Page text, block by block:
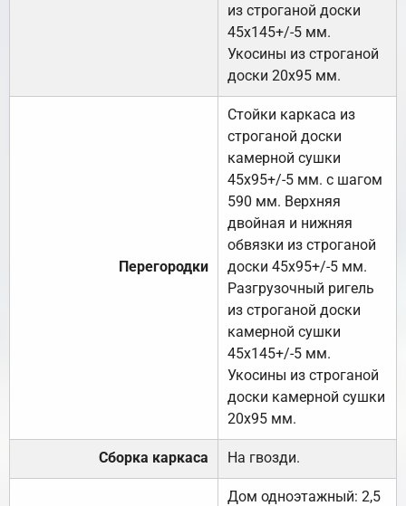
из строганой доски
45х145+/-5 мм.
Укосины из строганой
доски 20х95 мм.
Перегородки
Стойки каркаса из
строганой доски
камерной сушки
45х95+/-5 мм. с шагом
590 мм. Верхняя
двойная и нижняя
обвязки из строганой
доски 45х95+/-5 мм.
Разгрузочный ригель
из строганой доски
камерной сушки
45х145+/-5 мм.
Укосины из строганой
доски камерной сушки
20х95 мм.
Сборка каркаса На гвозди.
Дом одноэтажный: 2,5